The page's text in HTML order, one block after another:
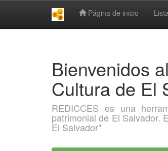
Página de inicio
Bienvenidos
Cultura de El
REDICCES es una
patrimonial de El Salvador.
El Salvador"